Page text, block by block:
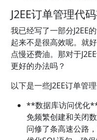
J2EE订单管理代
我已经写了一部分J2EE
起来不是很高效呢。就
点慢还费油。那对于
更好的办法吗？
以下是一些J2EE订单管
**数据库访问优化
免频繁创建和关闭
问修了条高速公路